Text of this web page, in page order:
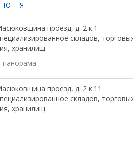
Ю Я
проезд, д. 2 к.1
складов,
хранилищ
панорама
проезд, д. 2 к.11
складов,
хранилищ